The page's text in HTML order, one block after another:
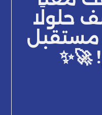
حلولًا
مستقبل
🚀✨